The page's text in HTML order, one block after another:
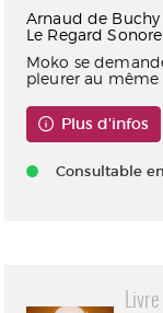
Arnaud de Buchy
Le Regard Sonore
Moko se
pleurer au même
Plus d'infos
Consultable